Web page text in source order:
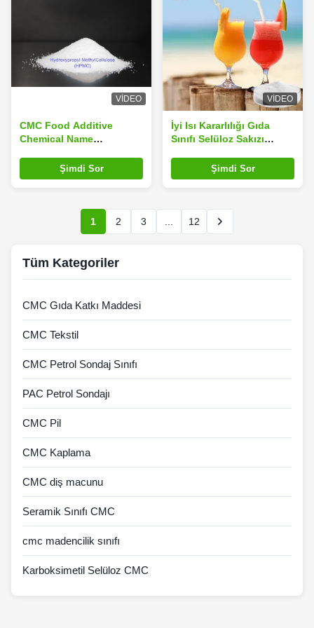
VIDEO
CMC Food Additive
Chemical Name
White Or Slightly
Yellowish Powder with
Şimdi Sor
VIDEO
İyi Isı Kararlılığı Gıda
Sınıfı Selüloz Sakızı
Gıda İşlemede Dokuyu ve
Raf Ömrünü Artırır
Şimdi Sor
1 2 3 12
Tüm Kategoriler
CMC Gıda Katkı Maddesi
CMC Tekstil
CMC Petrol Sondaj Sınıfı
PAC Petrol Sondajı
CMC Pil
CMC Kaplama
CMC diş macunu
Seramik Sınıfı CMC
cmc madencilik sınıfı
Karboksimetil Selüloz CMC